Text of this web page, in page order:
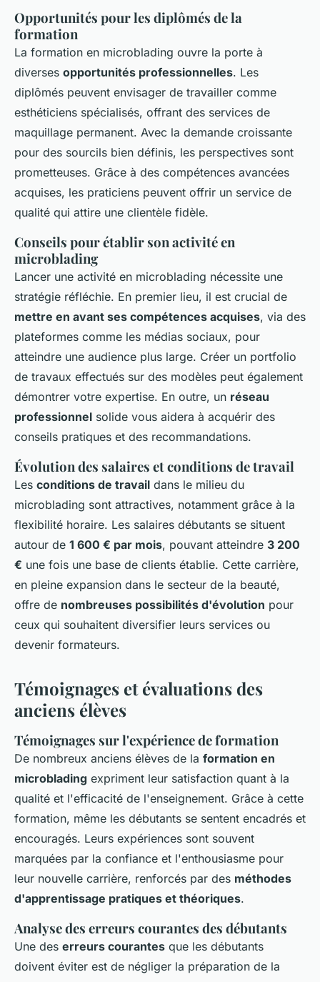
Opportunités pour les diplômés de la
formation
La formation en microblading ouvre la porte à
diverses opportunités professionnelles. Les
diplômés peuvent envisager de travailler comme
esthéticiens spécialisés, offrant des services de
maquillage permanent. Avec la demande croissante
pour des sourcils bien définis, les perspectives sont
prometteuses. Grâce à des compétences avancées
acquises, les praticiens peuvent offrir un service de
qualité qui attire une clientèle fidèle.
Conseils pour établir son activité en
microblading
Lancer une activité en microblading nécessite une
stratégie réfléchie. En premier lieu, il est crucial de
mettre en avant ses compétences acquises, via des
plateformes comme les médias sociaux, pour
atteindre une audience plus large. Créer un portfolio
de travaux effectués sur des modèles peut également
démontrer votre expertise. En outre, un réseau
professionnel solide vous aidera à acquérir des
conseils pratiques et des recommandations.
Évolution des salaires et conditions de travail
Les conditions de travail dans le milieu du
microblading sont attractives, notamment grâce à la
flexibilité horaire. Les salaires débutants se situent
autour de 1 600 € par mois, pouvant atteindre 3 200
€ une fois une base de clients établie. Cette carrière,
en pleine expansion dans le secteur de la beauté,
offre de nombreuses possibilités d'évolution pour
ceux qui souhaitent diversifier leurs services ou
devenir formateurs.
Témoignages et évaluations des
anciens élèves
Témoignages sur l'expérience de formation
De nombreux anciens élèves de la formation en
microblading expriment leur satisfaction quant à la
qualité et l'efficacité de l'enseignement. Grâce à cette
formation, même les débutants se sentent encadrés et
encouragés. Leurs expériences sont souvent
marquées par la confiance et l'enthousiasme pour
leur nouvelle carrière, renforcés par des méthodes
d'apprentissage pratiques et théoriques.
Analyse des erreurs courantes des débutants
Une des erreurs courantes que les débutants
doivent éviter est de négliger la préparation de la